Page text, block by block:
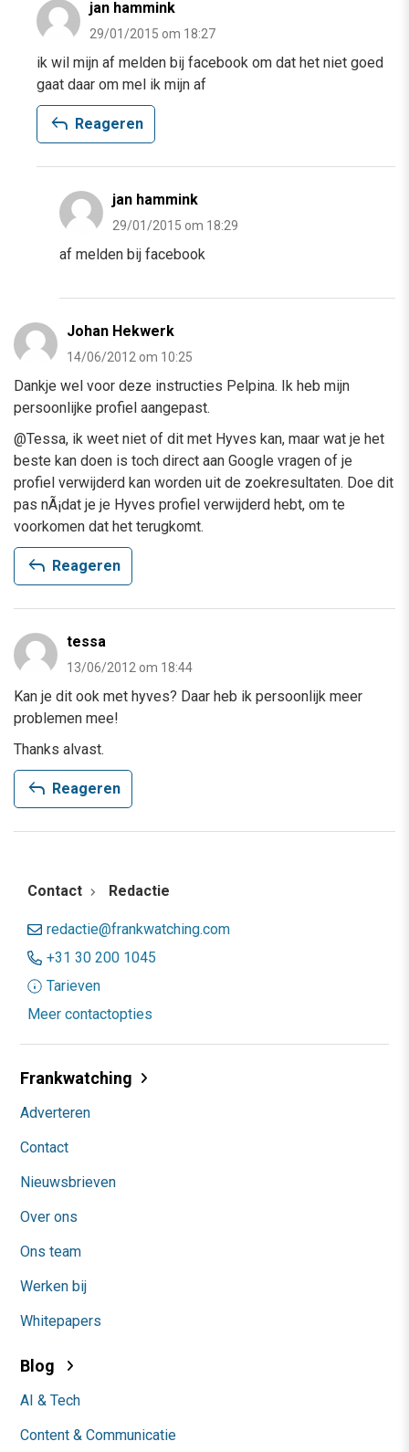
jan hammink
29/01/2015 om 18:27
ik wil mijn af melden bij facebook om dat het niet goed
gaat daar om mel ik mijn af
reply Reageren
jan hammink
29/01/2015 om 18:29
af melden bij facebook
Johan Hekwerk
14/06/2012 om 10:25
Dankje wel voor deze instructies Pelpina. Ik heb mijn
persoonlijke profiel aangepast.
@Tessa, ik weet niet of dit met Hyves kan, maar wat je het
beste kan doen is toch direct aan Google vragen of je
profiel verwijderd kan worden uit de zoekresultaten. Doe dit
pas nÃ¡dat je je Hyves profiel verwijderd hebt, om te
voorkomen dat het terugkomt.
reply Reageren
tessa
13/06/2012 om 18:44
Kan je dit ook met hyves? Daar heb ik persoonlijk meer
problemen mee!
Thanks alvast.
reply Reageren
Contact Redactie
redactie@frankwatching.com
+31 30 200 1045
Tarieven
Meer contactopties
Frankwatching
Adverteren
Contact
Nieuwsbrieven
Over ons
Ons team
Werken bij
Whitepapers
Blog
AI & Tech
Content & Communicatie